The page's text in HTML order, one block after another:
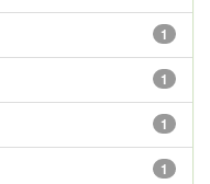
1
1
1
1